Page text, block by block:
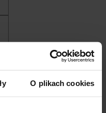
O plikach cookies